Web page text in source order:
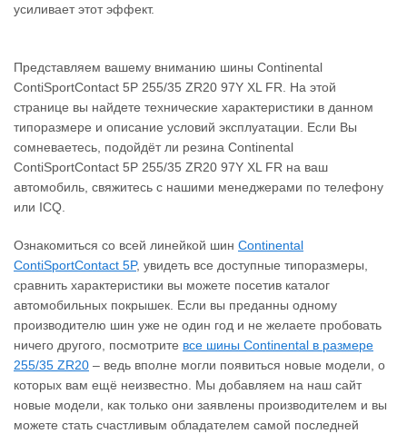
усиливает этот эффект.
Представляем вашему вниманию шины Continental
ContiSportContact 5P 255/35 ZR20 97Y XL FR. На этой
странице вы найдете технические характеристики в данном
типоразмере и описание условий эксплуатации. Если Вы
сомневаетесь, подойдёт ли резина Continental
ContiSportContact 5P 255/35 ZR20 97Y XL FR на ваш
автомобиль, свяжитесь с нашими менеджерами по телефону
или ICQ.
Ознакомиться со всей линейкой шин Continental
ContiSportContact 5P, увидеть все доступные типоразмеры,
сравнить характеристики вы можете посетив каталог
автомобильных покрышек. Если вы преданны одному
производителю шин уже не один год и не желаете пробовать
ничего другого, посмотрите все шины Continental в размере
255/35 ZR20 – ведь вполне могли появиться новые модели, о
которых вам ещё неизвестно. Мы добавляем на наш сайт
новые модели, как только они заявлены производителем и вы
можете стать счастливым обладателем самой последней